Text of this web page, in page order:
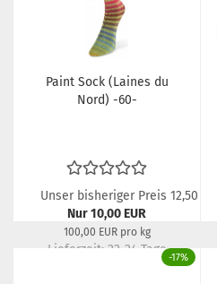
Paint Sock (Laines du
Nord) -60-
Unser bisheriger Preis 12,50 EUR
Nur 10,00 EUR
100,00 EUR pro kg
Lieferzeit: 22-24 Tage
-17%